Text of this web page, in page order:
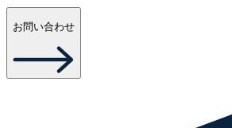
お問い合わせ